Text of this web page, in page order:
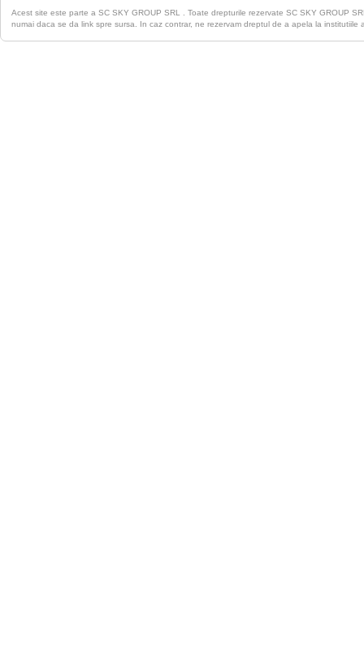
Acest site este parte a SC SKY GROUP SRL . Toate drepturile rezervate SC SKY GROUP
numai daca se da link spre sursa. In caz contrar, ne rezervam dreptul de a apela la institutiile